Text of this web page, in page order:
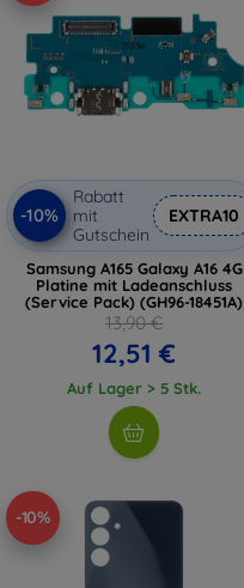
-10%
Rabatt
mit
Gutschein
EXTRA10
Samsung A165 Galaxy A16 4G
Platine mit Ladeanschluss
(Service Pack) (GH96-18451A)
13,90 €
12,51 €
Auf Lager > 5 Stk.
-10%